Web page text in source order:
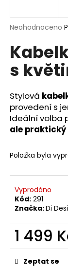
Průměrné
produktu
je
z
hvězdiček.
Neohodnoceno
s
Stylová
provedení s
Ideální volba
ale praktický
Položka byla
Vyprodáno
Kód: 291
Značka:Di
1 499
Měrná
cena:Zeptat se
j
t
?
D
p
o
u
č
u
e
m